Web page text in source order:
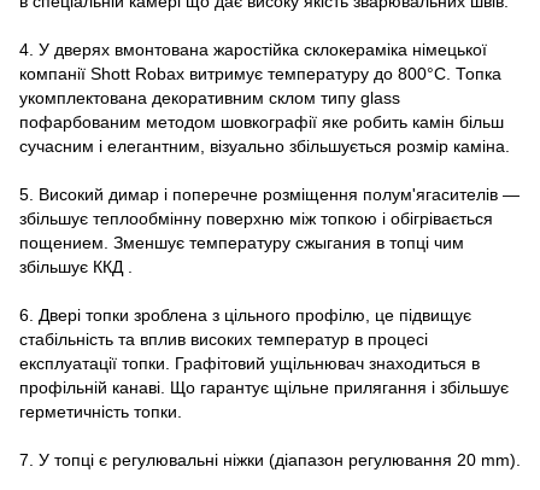
4. У дверях вмонтована жаростійка склокераміка німецької
компанії Shott Robax витримує температуру до 800°C. Топка
укомплектована декоративним склом типу glass
пофарбованим методом шовкографії яке робить камін більш
сучасним і елегантним, візуально збільшується розмір каміна.
5. Високий димар і поперечне розміщення полум'ягасителів ―
збільшує теплообмінну поверхню між топкою і обігрівається
пощением. Зменшує температуру сжыгания в топці чим
збільшує ККД .
6. Двері топки зроблена з цільного профілю, це підвищує
стабільність та вплив високих температур в процесі
експлуатації топки. Графітовий ущільнювач знаходиться в
профільній канаві. Що гарантує щільне прилягання і збільшує
герметичність топки.
7. У топці є регулювальні ніжки (діапазон регулювання 20 mm).